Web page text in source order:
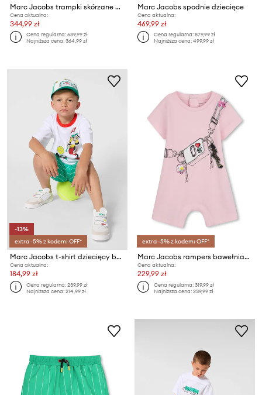
Marc Jacobs trampki skórzane dziecięce
Cena aktualna:
344,99 zł
Cena regularna:639,99 zł
Najniższa cena:364,99 zł
Marc Jacobs spodnie dziecięce
Cena aktualna:
469,99 zł
Cena regularna:879,99 zł
Najniższa cena:499,99 zł
-13%
extra -5% z kodem: OFF*
Marc Jacobs t-shirt dziecięcy bawełniany
Cena aktualna:
184,99 zł
Cena regularna:239,99 zł
Najniższa cena:214,99 zł
extra -5% z kodem: OFF*
Marc Jacobs rampers bawełniany niemowlęcy
Cena aktualna:
229,99 zł
Cena regularna:319,99 zł
Najniższa cena:239,99 zł